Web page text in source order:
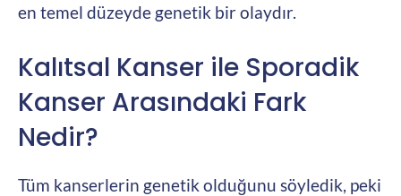
en temel düzeyde genetik bir olaydır.
Kalıtsal Kanser ile Sporadik
Kanser Arasındaki Fark
Nedir?
Tüm kanserlerin genetik olduğunu söyledik, peki